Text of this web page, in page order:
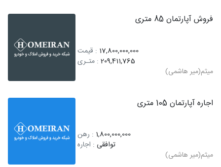
فروش آپارتمان 85 متری
17,800,000,000 : قیمت
209,411,765 : متـری
میثم(میر هاشمی)
اجاره آپارتمان 105 متری
1,800,000,000 : رهن
توافقی : اجاره
میثم(میر هاشمی)